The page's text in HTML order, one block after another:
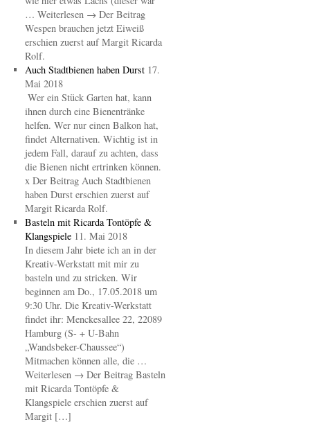
… Weiterlesen → Der Beitrag
Wespen brauchen jetzt Eiweiß
erschien zuerst auf Margit Ricarda
Rolf.
Auch Stadtbienen haben Durst 17.
Mai 2018
Wer ein Stück Garten hat, kann
ihnen durch eine Bienentränke
helfen. Wer nur einen Balkon hat,
findet Alternativen. Wichtig ist in
jedem Fall, darauf zu achten, dass
die Bienen nicht ertrinken können.
x Der Beitrag Auch Stadtbienen
haben Durst erschien zuerst auf
Margit Ricarda Rolf.
Basteln mit Ricarda Tontöpfe &
Klangspiele 11. Mai 2018
In diesem Jahr biete ich an in der
Kreativ-Werkstatt mit mir zu
basteln und zu stricken. Wir
beginnen am Do., 17.05.2018 um
9:30 Uhr. Die Kreativ-Werkstatt
findet ihr: Menckesallee 22, 22089
Hamburg (S- + U-Bahn
„Wandsbeker-Chaussee“)
Mitmachen können alle, die …
Weiterlesen → Der Beitrag Basteln
mit Ricarda Tontöpfe &
Klangspiele erschien zuerst auf
Margit […]